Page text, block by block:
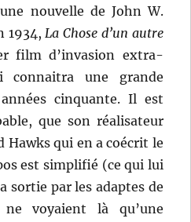
nouvelle de John W.
1934,La Chose d’un autre
film d’invasion extra-
connaitra une grande
cinquante. Il est
que son réalisateur
Hawks qui en a coécrit le
est simplifié (ce qui lui
sortie par les adaptes de
voyaient là qu’une